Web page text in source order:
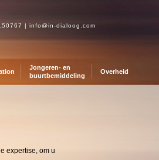
| info@in-dialoog.com
Jongeren- en
buurtbemiddeling
Overheid
expertise, om u